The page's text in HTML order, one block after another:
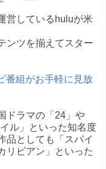
営しているhuluが米
ンツを揃えてスター
番組がお手軽に見放
ドラマの「24」や
ル」といった知名度
品としても「スパイ
リビアン」といった